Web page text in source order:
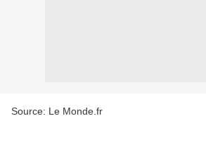
Source: Le Monde.fr